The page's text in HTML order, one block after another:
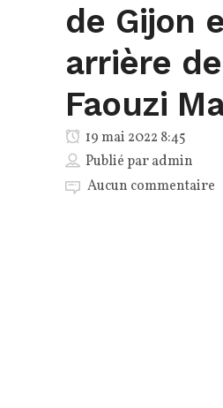
de Gijon
arrière de
Faouzi
19 mai 2022 8:45
Publié paradmin
Aucun commentaire